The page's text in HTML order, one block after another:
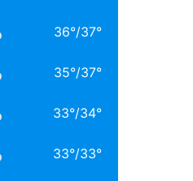
36°/37°
35°/37°
33°/34°
33°/33°